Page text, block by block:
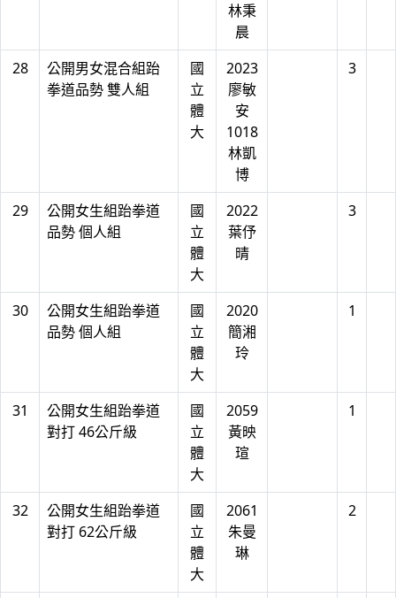
林秉
晨
28
公開男女混合組跆
拳道品勢 雙人組
國
立
體
大
2023
廖敏
安
1018
林凱
博
3
29
公開女生組跆拳道
品勢 個人組
國
立
體
大
2022
葉伃
晴
3
30
公開女生組跆拳道
品勢 個人組
國
立
體
大
2020
簡湘
玲
1
31
公開女生組跆拳道
對打 46公斤級
國
立
體
大
2059
黃映
瑄
1
32
公開女生組跆拳道
對打 62公斤級
國
立
體
大
2061
朱曼
琳
2